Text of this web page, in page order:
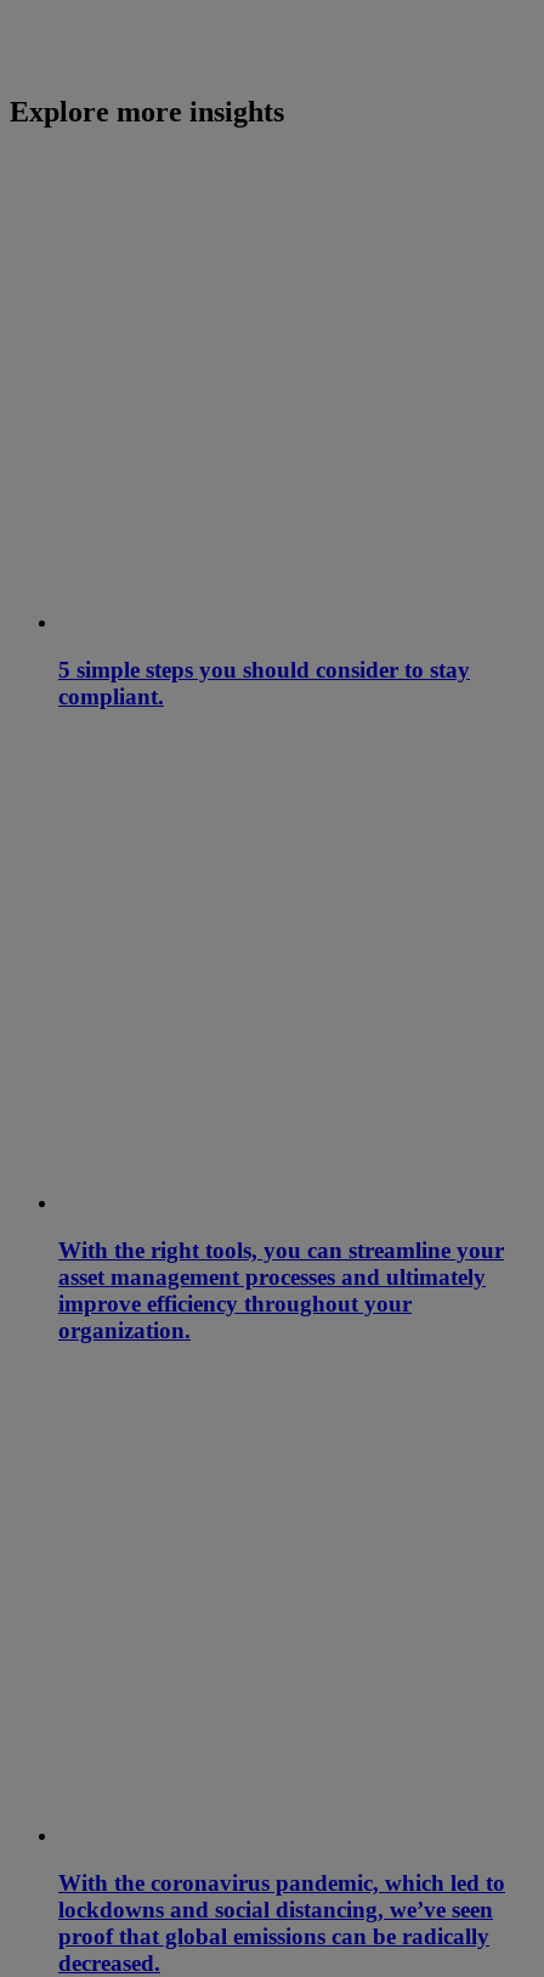
Explore more insights
5 simple steps you should consider to stay
compliant.
With the right tools, you can streamline your
asset management processes and ultimately
improve efficiency throughout your
organization.
With the coronavirus pandemic, which led to
lockdowns and social distancing, we’ve seen
proof that global emissions can be radically
decreased.